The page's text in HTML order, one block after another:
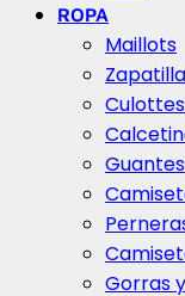
ROPA
Maillots
Guantes
Gorras